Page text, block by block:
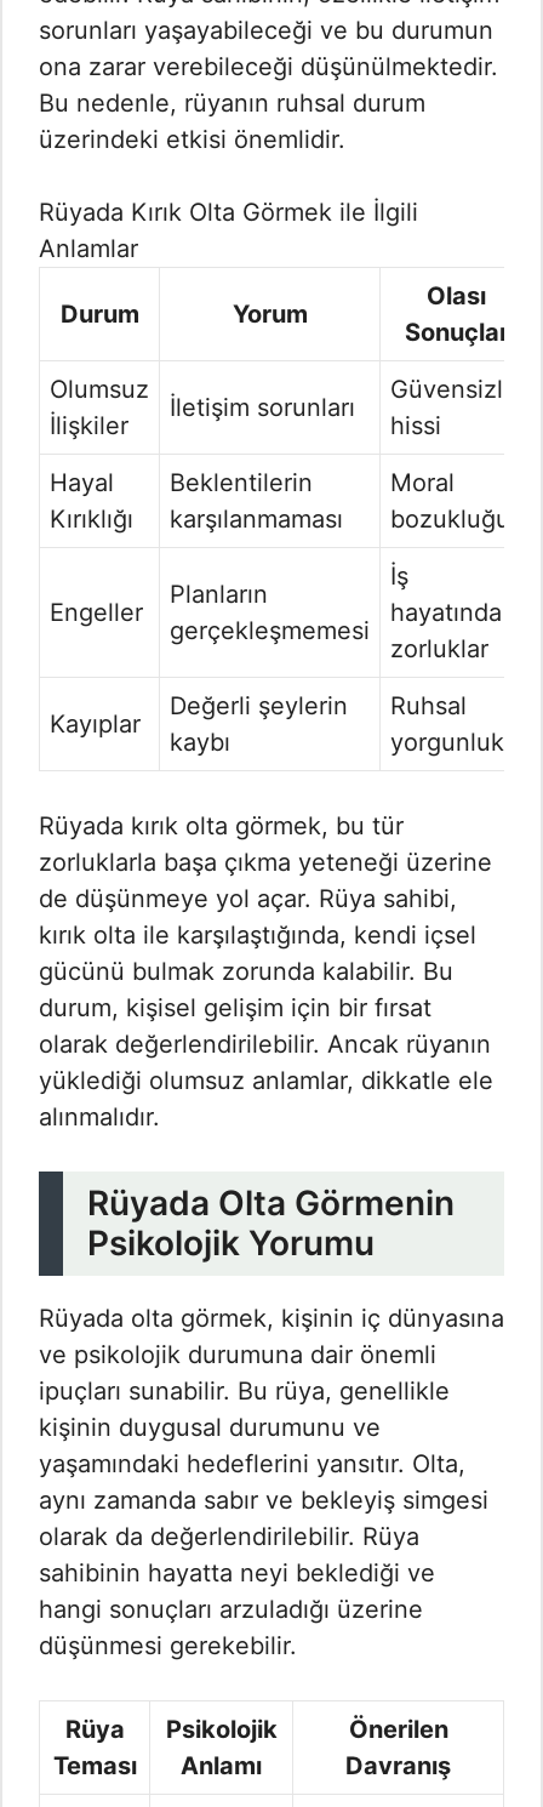
sorunları yaşayabileceği ve bu durumun
ona zarar verebileceği düşünülmektedir.
Bu nedenle, rüyanın ruhsal durum
üzerindeki etkisi önemlidir.
Rüyada Kırık Olta Görmek ile İlgili
Anlamlar
Durum Yorum
Olası
Sonuçlar
Olumsuz
İlişkiler
İletişim sorunları
Güvensizlik
hissi
Hayal
Kırıklığı
Beklentilerin
karşılanmaması
Moral
bozukluğu
Engeller
Planların
gerçekleşmemesi
İş
hayatında
zorluklar
Kayıplar
Değerli şeylerin
kaybı
Ruhsal
yorgunluk
Rüyada kırık olta görmek, bu tür
zorluklarla başa çıkma yeteneği üzerine
de düşünmeye yol açar. Rüya sahibi,
kırık olta ile karşılaştığında, kendi içsel
gücünü bulmak zorunda kalabilir. Bu
durum, kişisel gelişim için bir fırsat
olarak değerlendirilebilir. Ancak rüyanın
yüklediği olumsuz anlamlar, dikkatle ele
alınmalıdır.
Rüyada Olta Görmenin
Psikolojik Yorumu
Rüyada olta görmek, kişinin iç dünyasına
ve psikolojik durumuna dair önemli
ipuçları sunabilir. Bu rüya, genellikle
kişinin duygusal durumunu ve
yaşamındaki hedeflerini yansıtır. Olta,
aynı zamanda sabır ve bekleyiş simgesi
olarak da değerlendirilebilir. Rüya
sahibinin hayatta neyi beklediği ve
hangi sonuçları arzuladığı üzerine
düşünmesi gerekebilir.
Rüya
Teması
Psikolojik
Anlamı
Önerilen
Davranış